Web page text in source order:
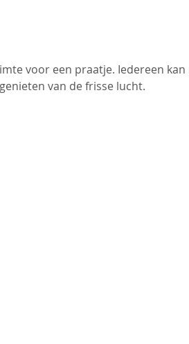
voor een praatje. Iedereen
van de frisse lucht.